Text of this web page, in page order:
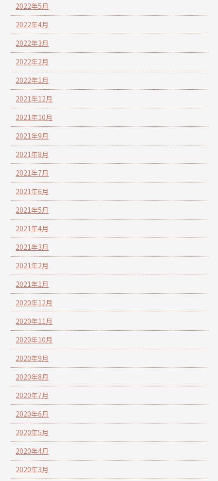
2022年5月
2022年4月
2022年3月
2022年2月
2022年1月
2021年12月
2021年10月
2021年9月
2021年8月
2021年7月
2021年6月
2021年5月
2021年4月
2021年3月
2021年2月
2021年1月
2020年12月
2020年11月
2020年10月
2020年9月
2020年8月
2020年7月
2020年6月
2020年5月
2020年4月
2020年3月